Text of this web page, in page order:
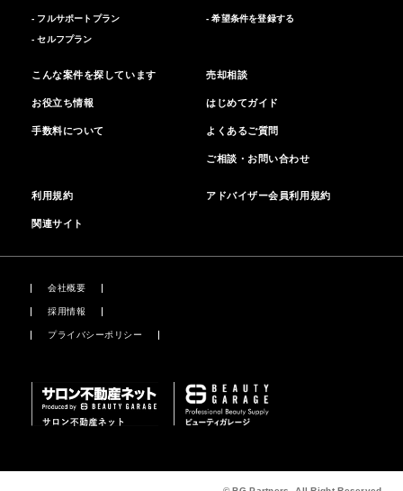
- フルサポートプラン
- セルフプラン
- 希望条件を登録する
こんな案件を探しています
お役立ち情報
手数料について
売却相談
はじめてガイド
よくあるご質問
ご相談・お問い合わせ
利用規約 アドバイザー会員利用規約
関連サイト
会社概要
採用情報
プライバシーポリシー